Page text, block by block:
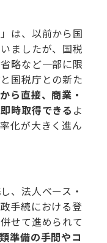
は、以前から国
ましたが、国税
略など一部に限
国税庁との新た
ら直接、商業・
時取得できる よ
化が大きく進ん
、法人ベース・
手続における登
せて進められて
準備の手間やコ